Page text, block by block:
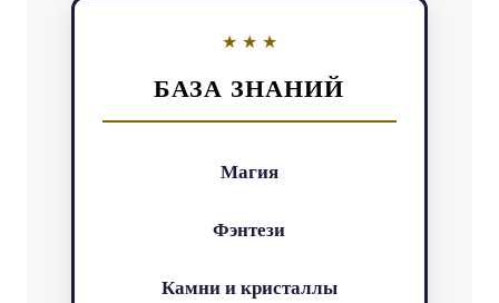
БАЗА ЗНАНИЙ
Магия
Фэнтези
Камни и кристаллы